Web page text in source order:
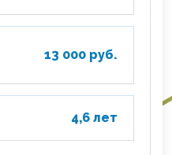
13 000 руб.
4,6 лет